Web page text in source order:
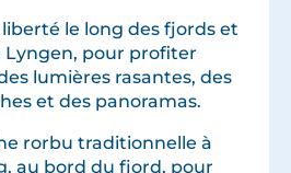
le long des fjords et
Lyngen, pour profiter
lumières rasantes, des
et des panoramas.
rorbu traditionnelle à
au bord du fjord, pour